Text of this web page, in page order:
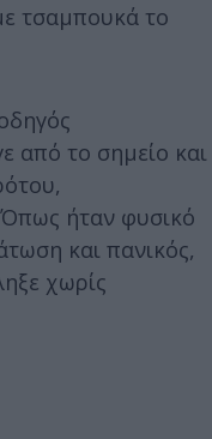
τσαμπουκά το
από το σημείο και
ήταν φυσικό
και πανικός,
χωρίς